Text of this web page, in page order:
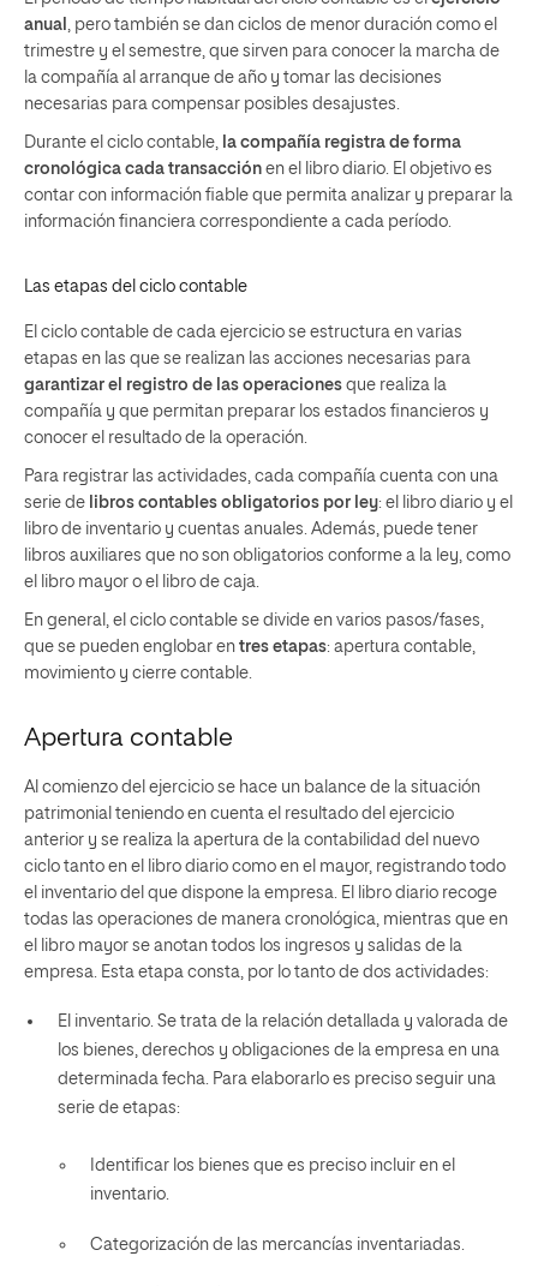
anual , pero también se dan ciclos de menor duración como el
trimestre y el semestre, que sirven para conocer la marcha de
la compañía al arranque de año y tomar las decisiones
necesarias para compensar posibles desajustes.
Durante el ciclo contable, la compañía registra de forma
cronológica cada transacción en el libro diario. El objetivo es
contar con información fiable que permita analizar y preparar la
información financiera correspondiente a cada período.
Las etapas del ciclo contable
El ciclo contable de cada ejercicio se estructura en varias
etapas en las que se realizan las acciones necesarias para
garantizar el registro de las operaciones que realiza la
compañía y que permitan preparar los estados financieros y
conocer el resultado de la operación.
Para registrar las actividades, cada compañía cuenta con una
serie de libros contables obligatorios por ley: el libro diario y el
libro de inventario y cuentas anuales. Además, puede tener
libros auxiliares que no son obligatorios conforme a la ley, como
el libro mayor o el libro de caja.
En general, el ciclo contable se divide en varios pasos/fases,
que se pueden englobar en tres etapas: apertura contable,
movimiento y cierre contable.
Apertura contable
Al comienzo del ejercicio se hace un balance de la situación
patrimonial teniendo en cuenta el resultado del ejercicio
anterior y se realiza la apertura de la contabilidad del nuevo
ciclo tanto en el libro diario como en el mayor, registrando todo
el inventario del que dispone la empresa. El libro diario recoge
todas las operaciones de manera cronológica, mientras que en
el libro mayor se anotan todos los ingresos y salidas de la
empresa. Esta etapa consta, por lo tanto de dos actividades:
El inventario. Se trata de la relación detallada y valorada de
los bienes, derechos y obligaciones de la empresa en una
determinada fecha. Para elaborarlo es preciso seguir una
serie de etapas:
Identificar los bienes que es preciso incluir en el
inventario.
Categorización de las mercancías inventariadas.